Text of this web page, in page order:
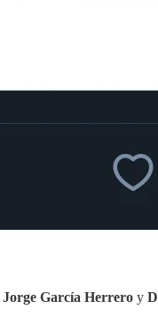
Jorge García Herrero y